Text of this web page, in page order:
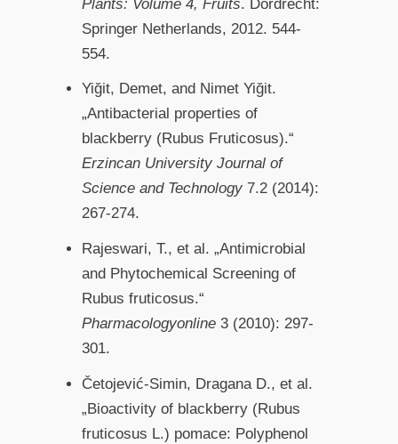
Plants: Volume 4, Fruits. Dordrecht:
Springer Netherlands, 2012. 544-
554.
Yiğit, Demet, and Nimet Yiğit.
„Antibacterial properties of
blackberry (Rubus Fruticosus).“
Erzincan University Journal of
Science and Technology 7.2 (2014):
267-274.
Rajeswari, T., et al. „Antimicrobial
and Phytochemical Screening of
Rubus fruticosus.“
Pharmacologyonline 3 (2010): 297-
301.
Četojević-Simin, Dragana D., et al.
„Bioactivity of blackberry (Rubus
fruticosus L.) pomace: Polyphenol